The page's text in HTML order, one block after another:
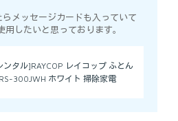
メッセージカードも入っていて
したいと思っております。
ンタル]RAYCOP レイコップ ふとん
300JWH ホワイト 掃除家電